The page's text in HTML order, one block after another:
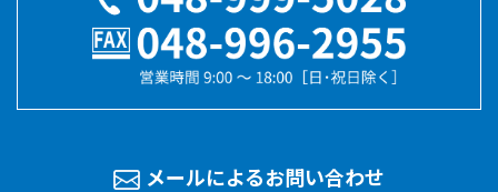
メールによるお問い合わせ